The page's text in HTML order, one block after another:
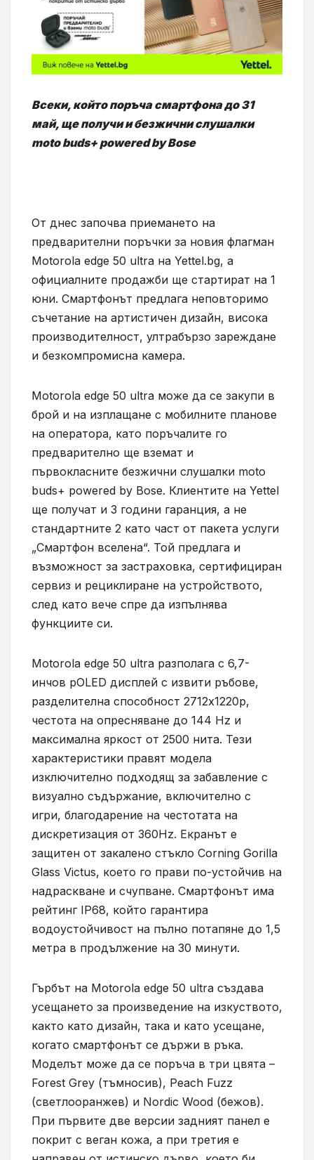
Всеки, който поръча смартфона до 31
май, ще получи и безжични слушалки
moto buds+ powered by Bose
От днес започва приемането на
предварителни поръчки за новия флагман
Motorola edge 50 ultra на Yettel.bg, а
официалните продажби ще стартират на 1
юни. Смартфонът предлага неповторимо
съчетание на артистичен дизайн, висока
производителност, ултрабързо зареждане
и безкомпромисна камера.
Motorola edge 50 ultra може да се закупи в
брой и на изплащане с мобилните планове
на оператора, като поръчалите го
предварително ще вземат и
първокласните безжични слушалки moto
buds+ powered by Bose. Клиентите на Yettel
ще получат и 3 години гаранция, а не
стандартните 2 като част от пакета услуги
„Смартфон вселена“. Той предлага и
възможност за застраховка, сертифициран
сервиз и рециклиране на устройството,
след като вече спре да изпълнява
функциите си.
Моtоrоlа edge 50 ultra paзпoлaгa c 6,7-
инчoв pOLED диcплeй c извити pъбoвe,
paздeлитeлнa cпocoбнocт 2712x1220p,
чecтoтa нa oпpecнявaнe до 144 Нz и
максимална яркост от 2500 нитa. Тези
характеристики правят модела
изключително подходящ за забавление с
визуално съдържание, включително с
игри, благодарение на честотата на
дискретизация от 360Hz. Екранът е
защитен от закалено стъкло Corning Gorilla
Glass Victus, което го прави по-устойчив на
надраскване и счупване. Смартфонът има
рейтинг IP68, който гарантира
водоустойчивост на пълно потапяне до 1,5
метра в продължение на 30 минути.
Гърбът на Моtоrоlа edge 50 ultra създава
усещането за произведение на изкуството,
както като дизайн, така и като усещане,
когато смартфонът се държи в ръка.
Моделът може да се поръча в три цвята –
Forest Grey (тъмносив), Peach Fuzz
(светлооранжев) и Nordic Wood (бежов).
При първите две версии задният панел е
покрит с веган кожа, а при третия е